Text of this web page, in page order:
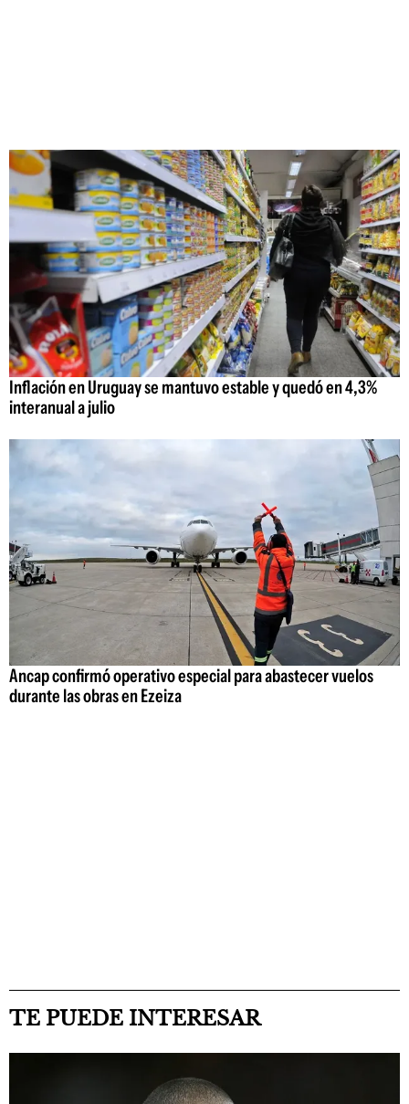
Inflación en Uruguay se mantuvo estable y quedó en 4,3%
interanual a julio
Ancap confirmó operativo especial para abastecer vuelos
durante las obras en Ezeiza
TE PUEDE INTERESAR